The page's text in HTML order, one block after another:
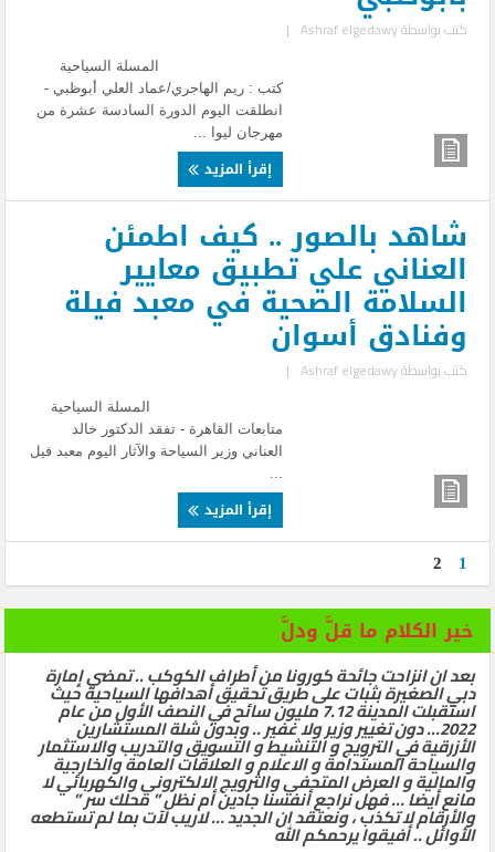
كتب بواسطةAshraf elgedawy
|
المسلة السياحية
كتب : ريم الهاجري/عماد العلي أبوظبي -
انطلقت اليوم الدورة السادسة عشرة من
مهرجان ليوا ...
إقرأ المزيد
شاهد بالصور .. كيف اطمئن
العناني علي تطبيق معايير
السلامة الصحية في معبد فيلة
وفنادق أسوان
كتب بواسطةAshraf elgedawy
|
المسلة السياحية
متابعات القاهرة - تفقد الدكتور خالد
العناني وزير السياحة والآثار اليوم معبد فيل
إقرأ المزيد
1
2
خير الكلام ما قلَّ ودلَّ
بعد ان انزاحت جائحة كورونا من أطراف الكوكب .. تمضي إمارة
دبي الصغيرة بثبات على طريق تحقيق أهدافها السياحية حيث
استقبلت المدينة 7.12 مليون سائح في النصف الأول من عام
2022… دون تغيير وزير ولا غفير .. وبدون شلة المستشارين
الأزرقية في الترويج و التنشيط و التسويق والتدريب والاستثمار
والسياحة المستدامة و الاعلام و العلاقات العامة والخارجية
والمالية و العرض المتحفي والترويج الالكتروني والكهربائي لا
مانع أيضا … فهل نراجع أنفسنا جادين أم نظل ” محلك سر ”
والأرقام لا تكذب ، ونعتقد ان الجديد … لاريب لآت بما لم تستطعه
الأوائل .. أفيقوا يرحمكم الله